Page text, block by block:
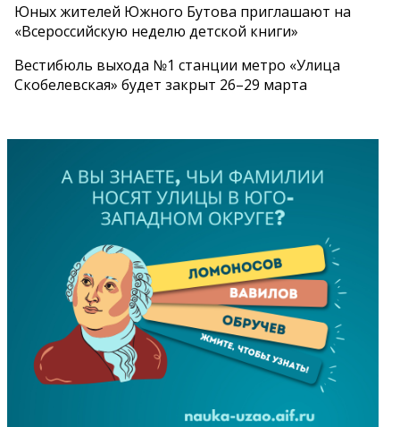
Юных жителей Южного Бутова приглашают на
«Всероссийскую неделю детской книги»
Вестибюль выхода №1 станции метро «Улица
Скобелевская» будет закрыт 26–29 марта